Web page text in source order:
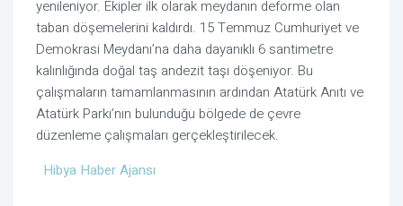
yenileniyor. Ekipler ilk olarak meydanın deforme olan
taban döşemelerini kaldırdı. 15 Temmuz Cumhuriyet ve
Demokrasi Meydanı’na daha dayanıklı 6 santimetre
kalınlığında doğal taş andezit taşı döşeniyor. Bu
çalışmaların tamamlanmasının ardından Atatürk Anıtı ve
Atatürk Parkı’nın bulunduğu bölgede de çevre
düzenleme çalışmaları gerçekleştirilecek.
Hibya Haber Ajansı